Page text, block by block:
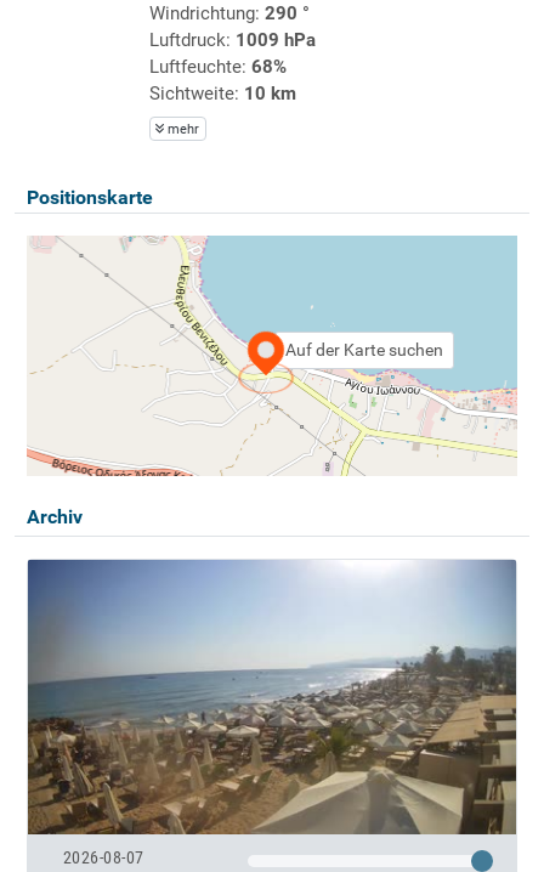
Windrichtung: 290 °
Luftdruck: 1009 hPa
Luftfeuchte: 68%
Sichtweite: 10 km
mehr
Positionskarte
Auf der Karte suchen
Archiv
2026-08-07